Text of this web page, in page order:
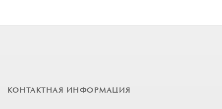
КОНТАКТНАЯ ИНФОРМАЦИЯ